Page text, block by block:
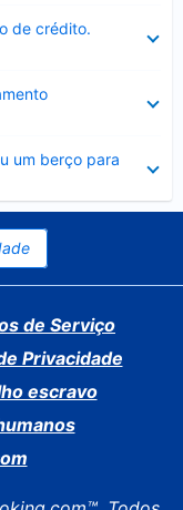
de crédito.
um berço para
de Serviço
Privacidade
escravo